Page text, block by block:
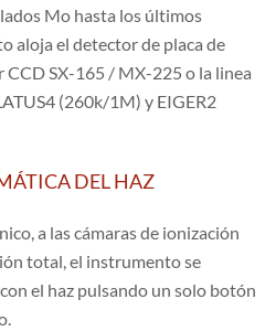
Mo hasta los últimos
aloja el detector de placa de
CCD SX-165 / MX-225 o la linea
(260k/1M) y EIGER2
DEL HAZ
a las cámaras de ionización
total, el instrumento se
el haz pulsando un solo botón